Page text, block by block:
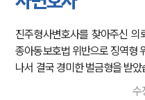
진주형사변호사를 찾아주신
종아동보호법 위반으로 징역형
나서 결국 경미한 벌금형을 받았
수